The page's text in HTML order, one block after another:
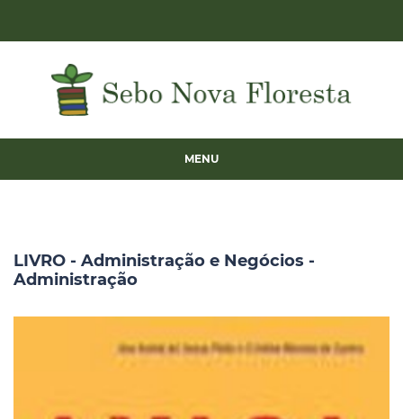
MENU
LIVRO - Administração e Negócios -
Administração